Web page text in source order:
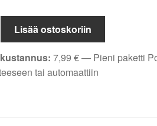
Lisää ostoskoriin
7,99 €— Pieni paketti
tai automaattiin